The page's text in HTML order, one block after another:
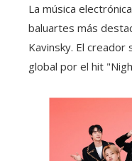
La música
baluartes más
Kavinsky. El creador
global por el hit